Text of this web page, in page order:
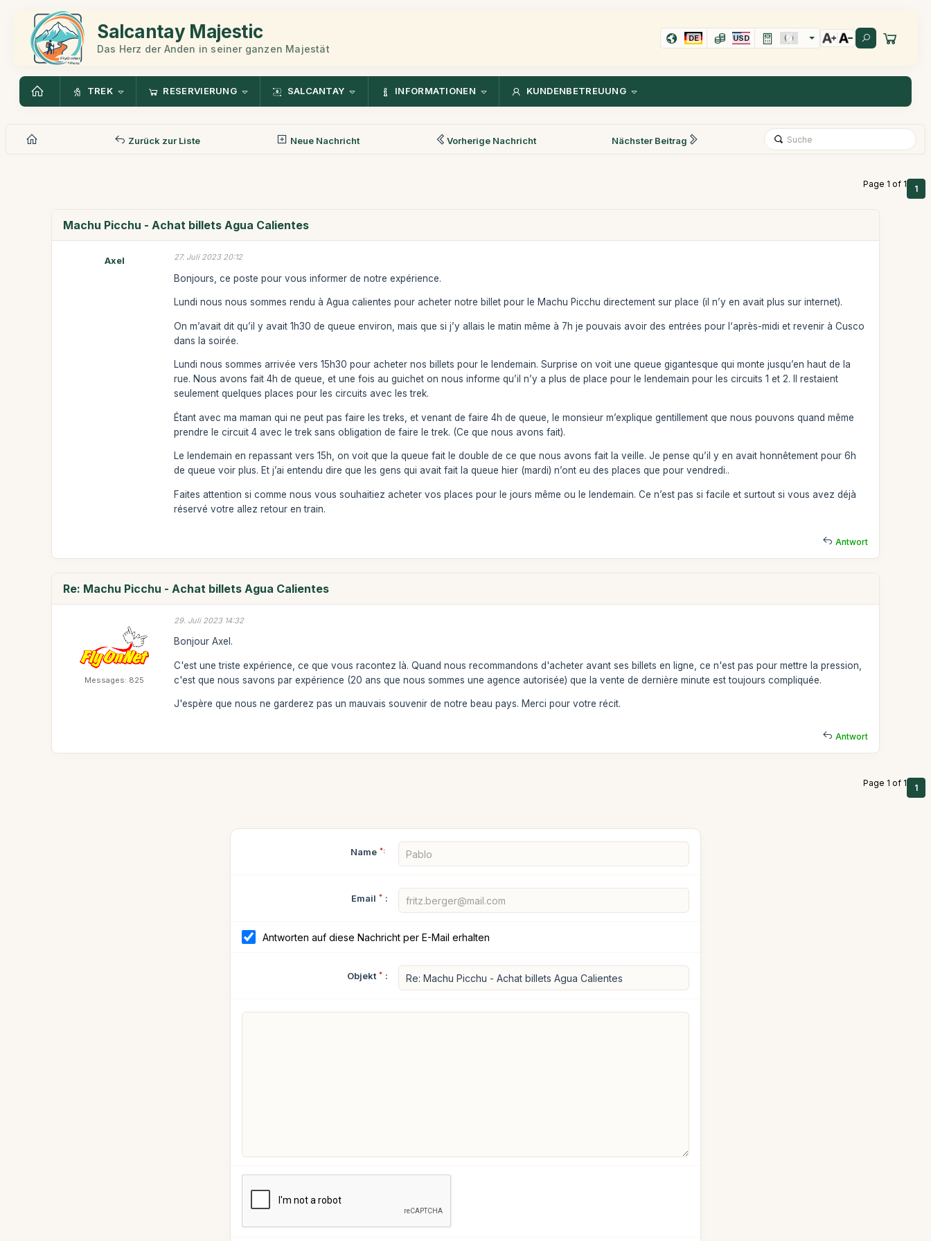
Salcantay Majestic
Das Herz der Anden in seiner ganzen Majestät
DE USD
TREK RESERVIERUNG SALCANTAY INFORMATIONEN KUNDENBETREUUNG
Zurück zur Liste Neue Nachricht Vorherige Nachricht Nächster Beitrag
Page 1 of 1 1
Machu Picchu - Achat billets Agua Calientes
Axel 27. Juli 2023 20:12
Bonjours, ce poste pour vous informer de notre expérience.
Lundi nous nous sommes rendu à Agua calientes pour acheter notre billet pour le Machu Picchu directement sur place (il n’y en avait plus sur internet).
On m’avait dit qu’il y avait 1h30 de queue environ, mais que si j’y allais le matin même à 7h je pouvais avoir des entrées pour l‘après-midi et revenir à Cusco
dans la soirée.
Lundi nous sommes arrivée vers 15h30 pour acheter nos billets pour le lendemain. Surprise on voit une queue gigantesque qui monte jusqu’en haut de la
rue. Nous avons fait 4h de queue, et une fois au guichet on nous informe qu’il n’y a plus de place pour le lendemain pour les circuits 1 et 2. Il restaient
seulement quelques places pour les circuits avec les trek.
Étant avec ma maman qui ne peut pas faire les treks, et venant de faire 4h de queue, le monsieur m’explique gentillement que nous pouvons quand même
prendre le circuit 4 avec le trek sans obligation de faire le trek. (Ce que nous avons fait).
Le lendemain en repassant vers 15h, on voit que la queue fait le double de ce que nous avons fait la veille. Je pense qu’il y en avait honnêtement pour 6h
de queue voir plus. Et j’ai entendu dire que les gens qui avait fait la queue hier (mardi) n’ont eu des places que pour vendredi..
Faites attention si comme nous vous souhaitiez acheter vos places pour le jours même ou le lendemain. Ce n’est pas si facile et surtout si vous avez déjà
réservé votre allez retour en train.
Antwort
Re: Machu Picchu - Achat billets Agua Calientes
Messages: 825
29. Juli 2023 14:32
Bonjour Axel.
C'est une triste expérience, ce que vous racontez là. Quand nous recommandons d'acheter avant ses billets en ligne, ce n'est pas pour mettre la pression,
c'est que nous savons par expérience (20 ans que nous sommes une agence autorisée) que la vente de dernière minute est toujours compliquée.
J'espère que nous ne garderez pas un mauvais souvenir de notre beau pays. Merci pour votre récit.
Antwort
Page 1 of 1 1
Name *:
Email * :
Antworten auf diese Nachricht per E-Mail erhalten
Objekt * :